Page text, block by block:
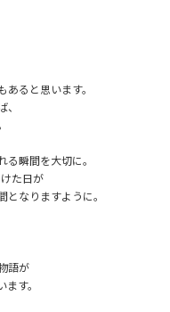
ると思います。
瞬間を大切に。
た日が
なりますように。
語が
す。